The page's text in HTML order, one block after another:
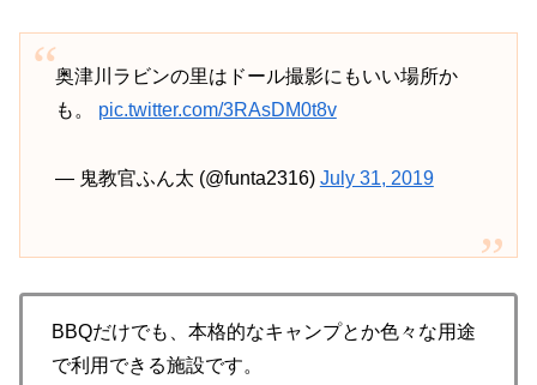
奥津川ラビンの里はドール撮影にもいい場所か
も。 pic.twitter.com/3RAsDM0t8v
— 鬼教官ふん太 (@funta2316) July 31, 2019
BBQだけでも、本格的なキャンプとか色々な用途
で利用できる施設です。